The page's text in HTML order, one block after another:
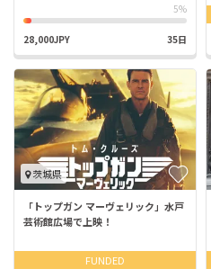
5%
28,000JPY 35日
茨城県
「トップガン マーヴェリック」水戸
芸術館広場で上映！
FUNDED